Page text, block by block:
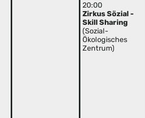
20:00
Zirkus Sözial -
Skill Sharing
(Sozial-
Ökologisches
Zentrum)